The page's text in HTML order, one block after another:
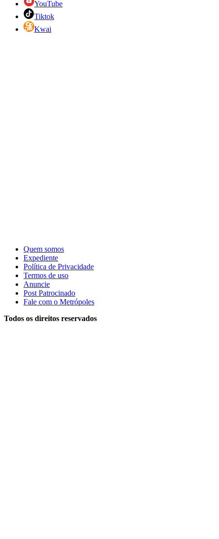
YouTube
Tiktok
Kwai
Quem somos
Expediente
Política de Privacidade
Termos de uso
Anuncie
Post Patrocinado
Fale com o Metrópoles
Todos os direitos reservados